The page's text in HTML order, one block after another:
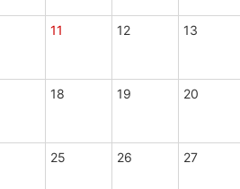
11 12 13
18 19 20
25 26 27